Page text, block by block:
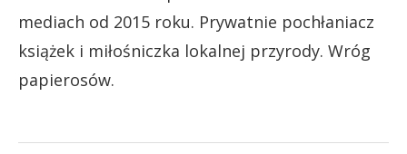
mediach od 2015 roku. Prywatnie pochłaniacz
książek i miłośniczka lokalnej przyrody. Wróg
papierosów.